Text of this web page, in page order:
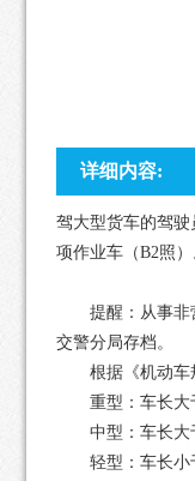
详细内容:
驾大型货车的驾
项作业车（B2照）
提醒：从事非营
交警分局存档。
根据《机动车规
重型：车长大于
中型：车长大于
轻型：车长小于